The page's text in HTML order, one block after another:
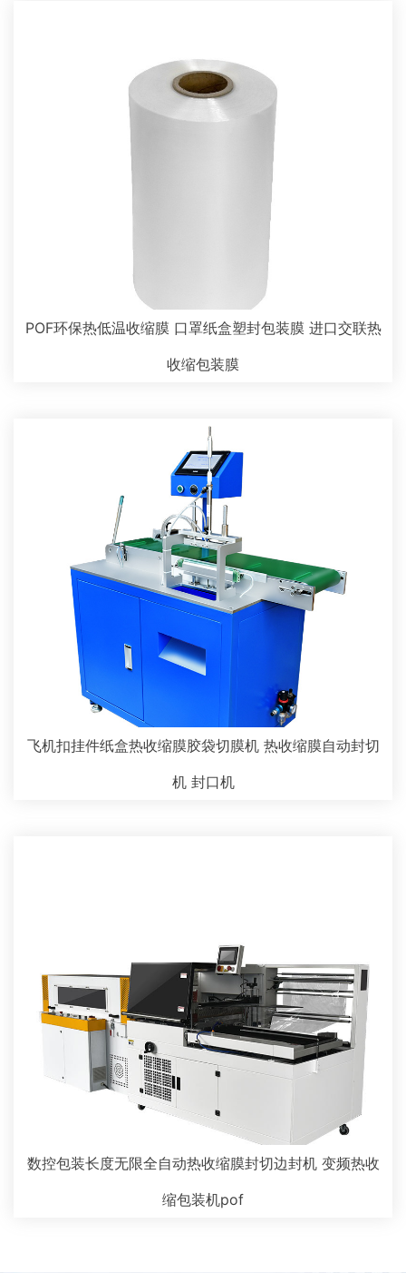
POF环保热低温收缩膜 口罩纸盒塑封包装膜 进口交联热
收缩包装膜
飞机扣挂件纸盒热收缩膜胶袋切膜机 热收缩膜自动封切
机 封口机
数控包装长度无限全自动热收缩膜封切边封机 变频热收
缩包装机pof